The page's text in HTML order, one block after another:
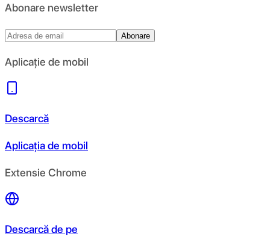
Abonare newsletter
Abonare
Aplicație de mobil
Descarcă
Aplicația de mobil
Extensie Chrome
Descarcă de pe